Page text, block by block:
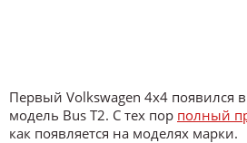
Первый Volkswagen 4х4 появился
модель Bus T2. С тех пор полный
как появляется на моделях марки.